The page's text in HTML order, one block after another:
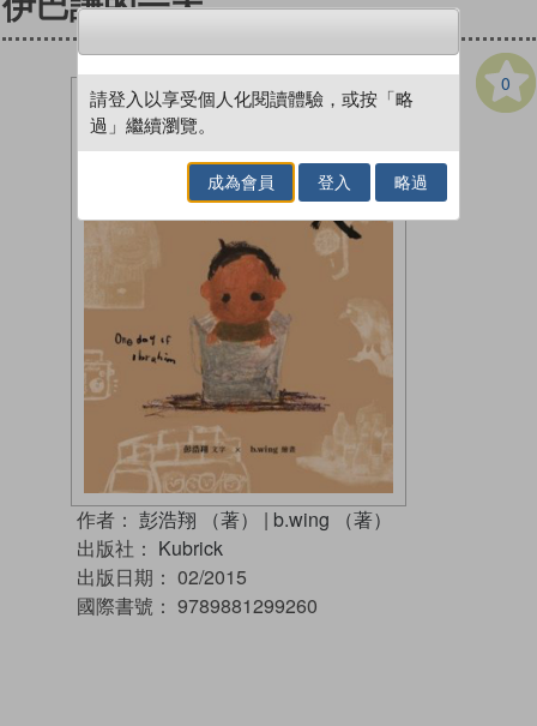
0
作者： 彭浩翔 （著） | b.wing （著）
出版社： Kubrick
出版日期： 02/2015
國際書號： 9789881299260
請登入以享受個人化閱讀體驗，或按「略
過」繼續瀏覽。
成為會員 登入 略過